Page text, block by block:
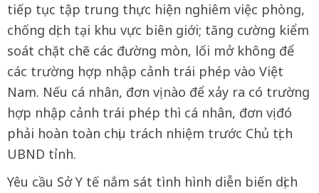
tiếp tục tập trung thực hiện nghiêm việc phòng,
chống dịch tại khu vực biên giới; tăng cường kiểm
soát chặt chẽ các đường mòn, lối mở không để
các trường hợp nhập cảnh trái phép vào Việt
Nam. Nếu cá nhân, đơn vị nào để xảy ra có trường
hợp nhập cảnh trái phép thì cá nhân, đơn vị đó
phải hoàn toàn chịu trách nhiệm trước Chủ tịch
UBND tỉnh.
Yêu cầu Sở Y tế nắm sát tình hình diễn biến dịch